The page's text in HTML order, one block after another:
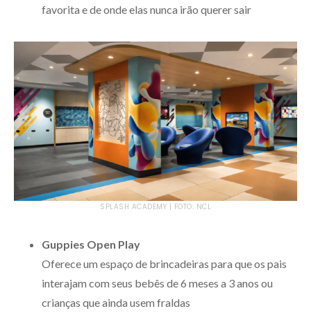
favorita e de onde elas nunca irão querer sair
SPLASH ACADEMY | FOTO: NCL
Guppies Open Play
Oferece um espaço de brincadeiras para que os pais
interajam com seus bebês de 6 meses a 3 anos ou
crianças que ainda usem fraldas